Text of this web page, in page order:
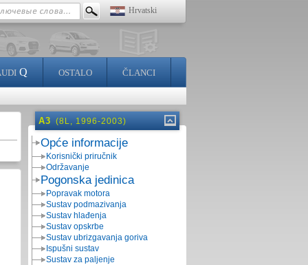
Hrvatski
Q OSTALO ČLANCI
A3 (8L, 1996-2003)
Opće informacije
Korisnički priručnik
Održavanje
Pogonska jedinica
Popravak motora
Sustav podmazivanja
Sustav hlađenja
Sustav opskrbe
Sustav ubrizgavanja goriva
Ispušni sustav
Sustav za paljenje